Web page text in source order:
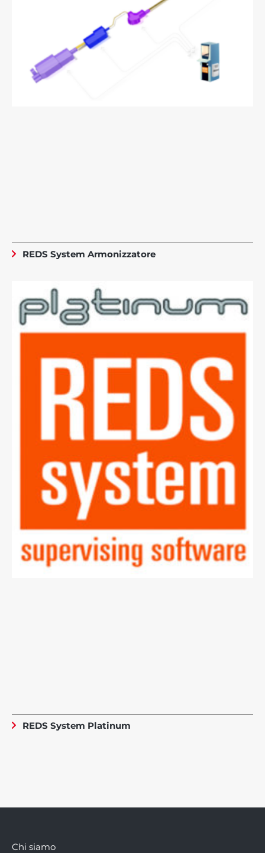
REDS System Armonizzatore
REDS System Platinum
Chi siamo